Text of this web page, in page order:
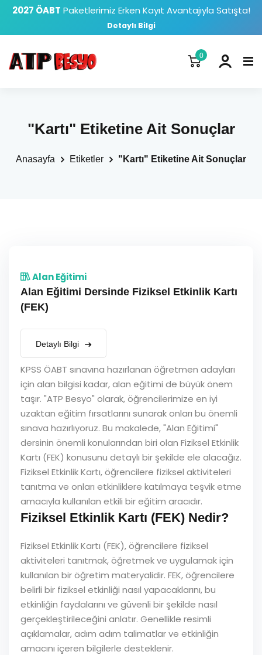
2027 ÖABT Paketlerimiz Erken Kayıt Avantajıyla Satışta!
Detaylı Bilgi
0
"Kartı" Etiketine Ait Sonuçlar
Anasayfa Etiketler "Kartı" Etiketine Ait Sonuçlar
Alan Eğitimi
Alan Eğitimi Dersinde Fiziksel Etkinlik Kartı
(FEK)
Detaylı Bilgi
KPSS ÖABT sınavına hazırlanan öğretmen adayları
için alan bilgisi kadar, alan eğitimi de büyük önem
taşır. "ATP Besyo" olarak, öğrencilerimize en iyi
uzaktan eğitim fırsatlarını sunarak onları bu önemli
sınava hazırlıyoruz. Bu makalede, "Alan Eğitimi"
dersinin önemli konularından biri olan Fiziksel Etkinlik
Kartı (FEK) konusunu detaylı bir şekilde ele alacağız.
Fiziksel Etkinlik Kartı, öğrencilere fiziksel aktiviteleri
tanıtma ve onları etkinliklere katılmaya teşvik etme
amacıyla kullanılan etkili bir eğitim aracıdır.
Fiziksel Etkinlik Kartı (FEK) Nedir?
Fiziksel Etkinlik Kartı (FEK), öğrencilere fiziksel
aktiviteleri tanıtmak, öğretmek ve uygulamak için
kullanılan bir öğretim materyalidir. FEK, öğrencilere
belirli bir fiziksel etkinliği nasıl yapacaklarını, bu
etkinliğin faydalarını ve güvenli bir şekilde nasıl
gerçekleştirileceğini anlatır. Genellikle resimli
açıklamalar, adım adım talimatlar ve etkinliğin
amacını içeren bilgilerle desteklenir.